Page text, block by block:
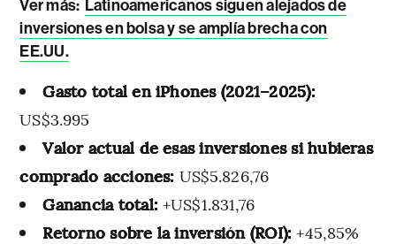
Ver más: Latinoamericanos siguen alejados de
inversiones en bolsa y se amplía brecha con
EE.UU.
Gasto total en iPhones (2021–2025):
US$3.995
Valor actual de esas inversiones si hubieras
comprado acciones: US$5.826,76
Ganancia total: +US$1.831,76
Retorno sobre la inversión (ROI): +45,85%